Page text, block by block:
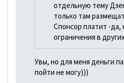
отдельную тему
только там
Спонсор платит -да,
ограничения в
Увы, но для меня деньги
пойти не могу)))